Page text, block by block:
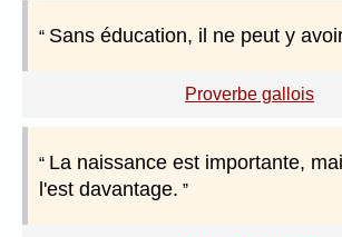
Sans éducation, il ne peut y
Proverbe gallois
La naissance est importante,
l'est davantage.